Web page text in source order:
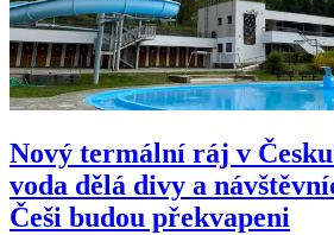
Nový termální ráj v
voda dělá divy a
Češi budou překvapeni